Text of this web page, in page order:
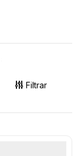
Filtrar